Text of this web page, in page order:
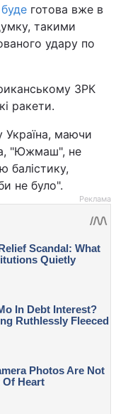
готова вже в
такими
удару по
ЗРК
ракети.
Україна, маючи
"Южмаш", не
балістику,
не було".
Реклама